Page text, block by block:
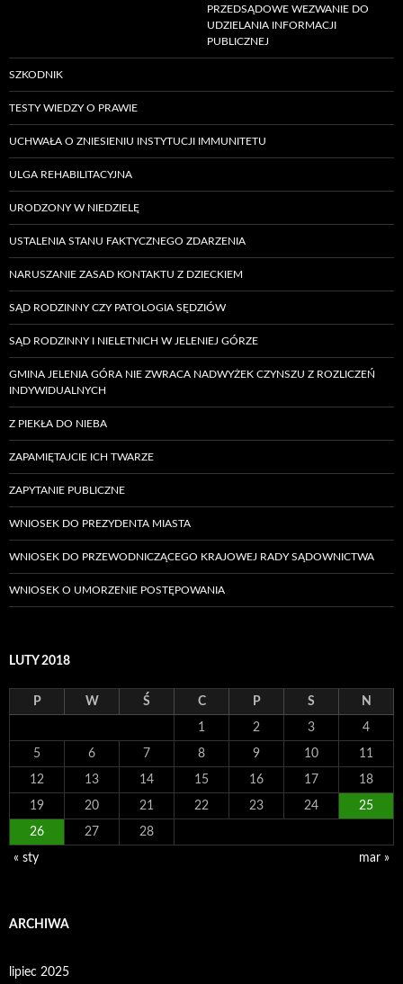
PRZEDSĄDOWE WEZWANIE DO
UDZIELANIA INFORMACJI
PUBLICZNEJ
SZKODNIK
TESTY WIEDZY O PRAWIE
UCHWAŁA O ZNIESIENIU INSTYTUCJI IMMUNITETU
ULGA REHABILITACYJNA
URODZONY W NIEDZIELĘ
USTALENIA STANU FAKTYCZNEGO ZDARZENIA
NARUSZANIE ZASAD KONTAKTU Z DZIECKIEM
SĄD RODZINNY CZY PATOLOGIA SĘDZIÓW
SĄD RODZINNY I NIELETNICH W JELENIEJ GÓRZE
GMINA JELENIA GÓRA NIE ZWRACA NADWYŻEK CZYNSZU Z ROZLICZEŃ
INDYWIDUALNYCH
Z PIEKŁA DO NIEBA
ZAPAMIĘTAJCIE ICH TWARZE
ZAPYTANIE PUBLICZNE
WNIOSEK DO PREZYDENTA MIASTA
WNIOSEK DO PRZEWODNICZĄCEGO KRAJOWEJ RADY SĄDOWNICTWA
WNIOSEK O UMORZENIE POSTĘPOWANIA
LUTY 2018
P W Ś C P S N
1 2 3 4
5 6 7 8 9 10 11
12 13 14 15 16 17 18
19 20 21 22 23 24 25
26 27 28
« sty mar »
ARCHIWA
lipiec 2025